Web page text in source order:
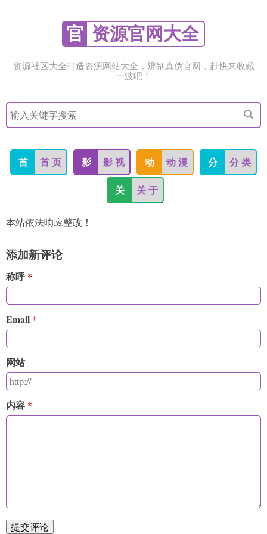
官 资源官网大全
资源社区大全打造资源网站大全，辨别真伪官网，赶快来收藏
一波吧！
搜
索
关
字
首 首 页 影 影 视 动 动 漫 分 分 类
关 关 于
本站依法响应整改！
添加新评论
称呼
Email
网站
内容
提交评论